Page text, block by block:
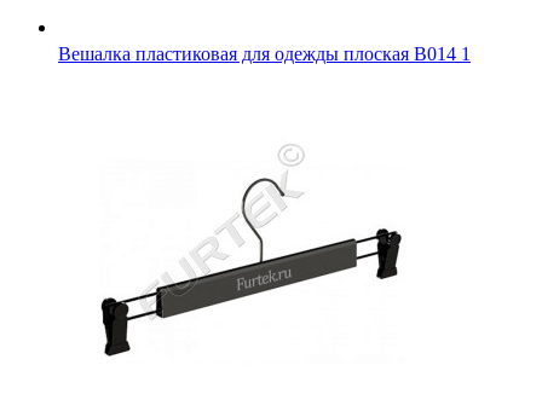
Вешалка пластиковая для одежды плоская B014 1